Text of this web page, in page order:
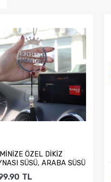
ÖZEL DİKİZ
SÜSÜ, ARABA SÜSÜ
TL